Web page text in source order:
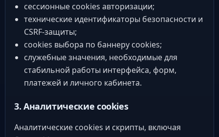
сессионные cookies авторизации;
технические идентификаторы безопасности и
CSRF-защиты;
cookies выбора по баннеру cookies;
служебные значения, необходимые для
стабильной работы интерфейса, форм,
платежей и личного кабинета.
3. Аналитические cookies
Аналитические cookies и скрипты, включая